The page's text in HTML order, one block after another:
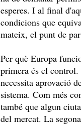
esperes. I al final
condicions que
mateix, el punt de
Per què Europa
primera és el
necessita aprovació
sistema. Com més
també que algun
del mercat. La